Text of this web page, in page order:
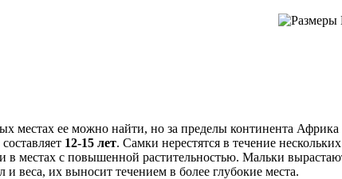
местах ее можно найти, но за пределы континента Африка
12-15 лет. Самки нерестятся в течение
в местах с повышенной растительностью. Мальки
и веса, их выносит течением в более глубокие места.